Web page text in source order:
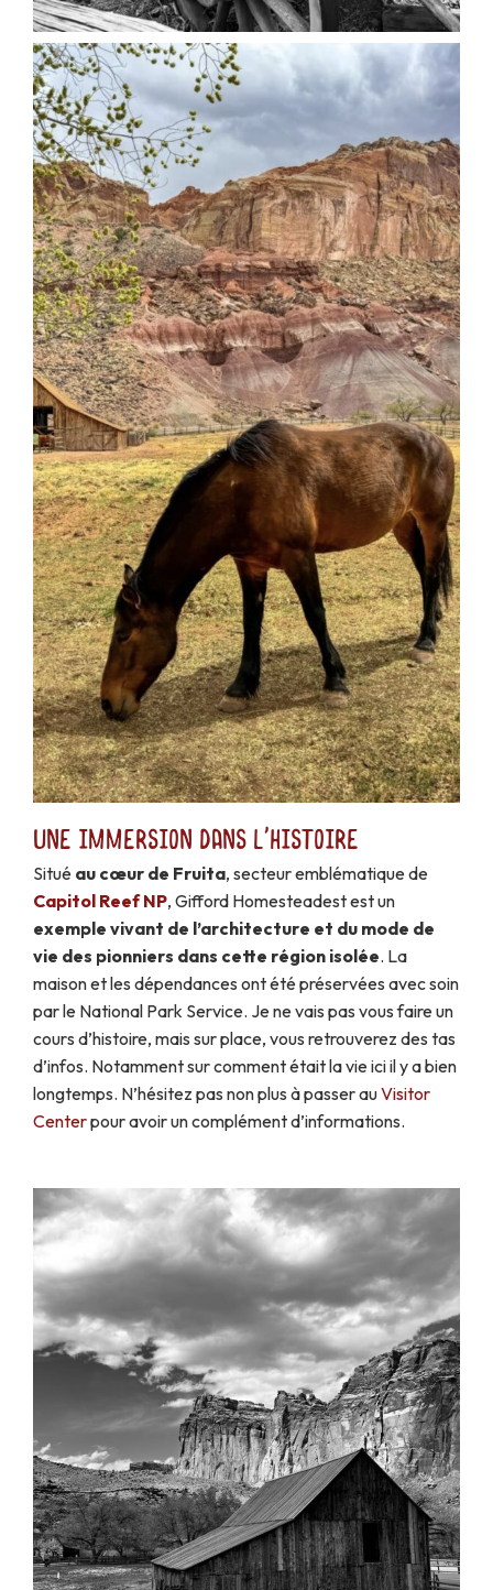
Une immersion dans l'histoire
Situé au cœur de Fruita, secteur emblématique de
Capitol Reef NP, Gifford Homesteadest est un
exemple vivant de l’architecture et du mode de
vie des pionniers dans cette région isolée. La
maison et les dépendances ont été préservées avec soin
par le National Park Service. Je ne vais pas vous faire un
cours d’histoire, mais sur place, vous retrouverez des tas
d’infos. Notamment sur comment était la vie ici il y a bien
longtemps. N’hésitez pas non plus à passer auVisitor
Centerpour avoir un complément d’informations.